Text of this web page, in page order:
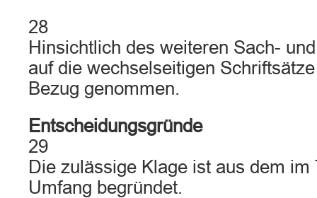
28
Hinsichtlich des weiteren Sach-
auf die wechselseitigen
Bezug genommen.
Entscheidungsgründe
29
Die zulässige Klage ist aus dem im
Umfang begründet.